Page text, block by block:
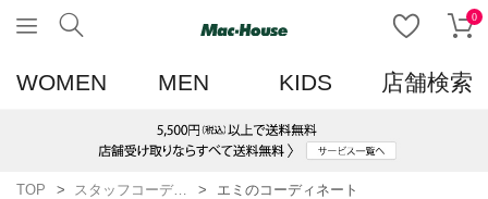
0
WOMEN MEN KIDS 店舗検索
TOP スタッフコーディネート一覧 エミのコーディネート